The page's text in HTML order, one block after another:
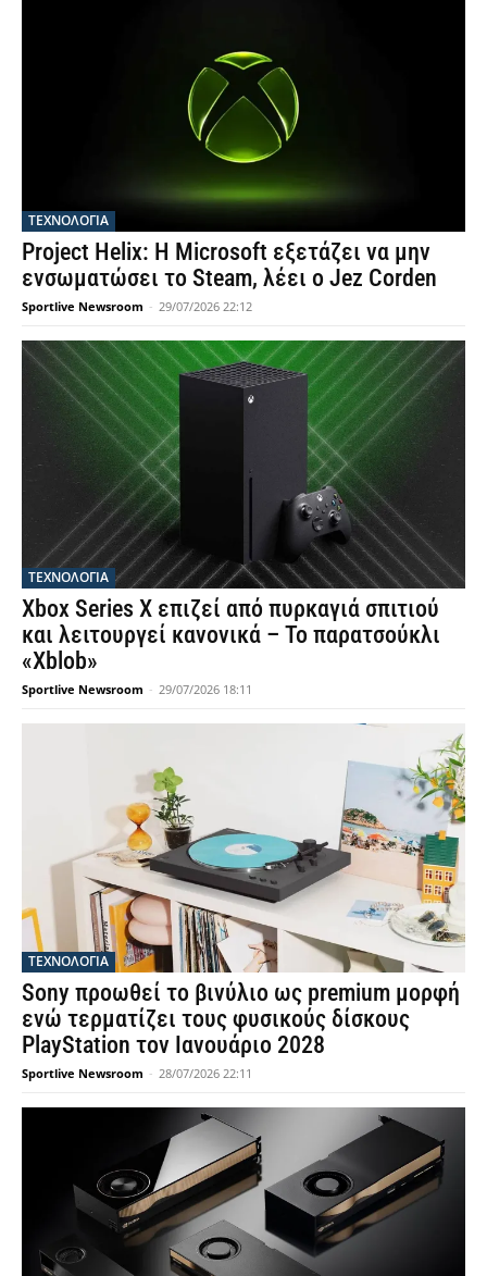
ΤΕΧΝΟΛΟΓΙΑ
Project Helix: Η Microsoft εξετάζει να μην
ενσωματώσει το Steam, λέει ο Jez Corden
Sportlive Newsroom - 29/07/2026 22:12
ΤΕΧΝΟΛΟΓΙΑ
Xbox Series X επιζεί από πυρκαγιά σπιτιού
και λειτουργεί κανονικά – Το παρατσούκλι
«Xblob»
Sportlive Newsroom - 29/07/2026 18:11
ΤΕΧΝΟΛΟΓΙΑ
Sony προωθεί το βινύλιο ως premium μορφή
ενώ τερματίζει τους φυσικούς δίσκους
PlayStation τον Ιανουάριο 2028
Sportlive Newsroom - 28/07/2026 22:11